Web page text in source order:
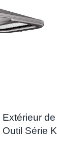
de
Série K